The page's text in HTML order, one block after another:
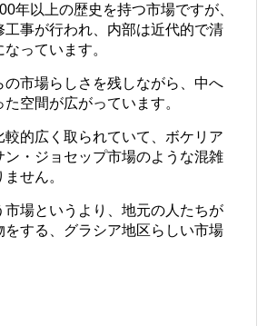
年以上の歴史を持つ市場ですが、
工事が行われ、内部は近代的で清
っています。
の市場らしさを残しながら、中へ
空間が広がっています。
較的広く取られていて、ボケリア
ン・ジョセップ市場のような混雑
せん。
市場というより、地元の人たちが
をする、グラシア地区らしい市場